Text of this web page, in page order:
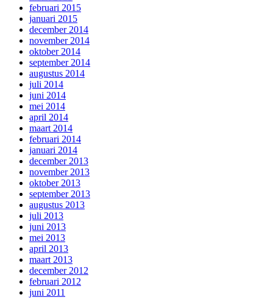
februari 2015
januari 2015
december 2014
november 2014
oktober 2014
september 2014
augustus 2014
juli 2014
juni 2014
mei 2014
april 2014
maart 2014
februari 2014
januari 2014
december 2013
november 2013
oktober 2013
september 2013
augustus 2013
juli 2013
juni 2013
mei 2013
april 2013
maart 2013
december 2012
februari 2012
juni 2011